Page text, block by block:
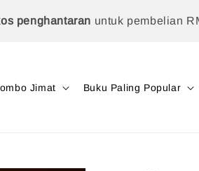
penghantaran untuk pembelian
Jimat Buku Paling Popular